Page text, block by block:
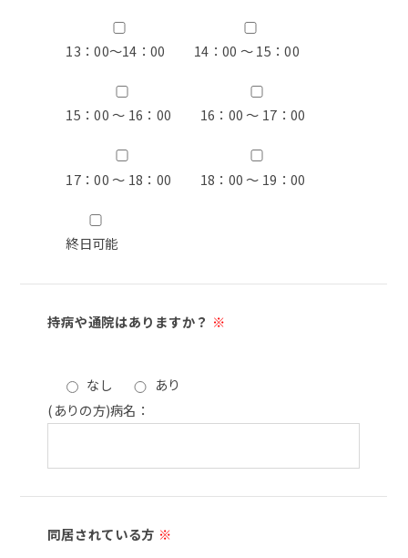
13：00〜14：00 14：00 ～ 15：00
15：00 ～ 16：00 16：00 ～ 17：00
17：00 ～ 18：00 18：00 ～ 19：00
終日可能
持病や通院はありますか？ ※
なし
あり
(ありの方)病名：
同居されている方 ※